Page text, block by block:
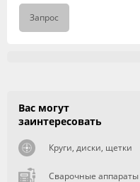
Запрос
Вас могут
заинтересовать
Круги, диски, щетки
Сварочные аппараты